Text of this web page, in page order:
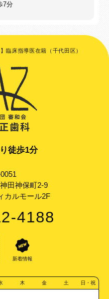
7分
臨床指導医在籍（千代田区）
徒歩1分
田神保町2-9
カルモール2F
4188
新着情報
木 金 土 日・祝